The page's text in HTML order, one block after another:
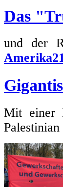
Das
und der
Mit einer